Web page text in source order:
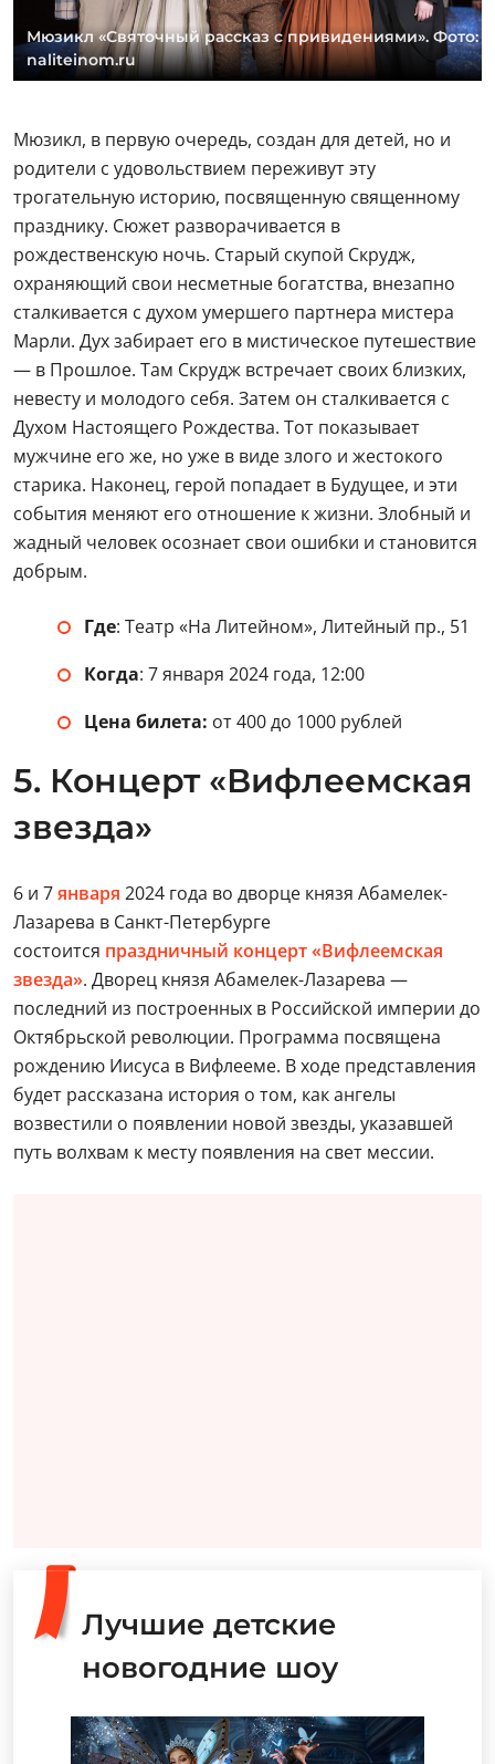
Мюзикл «Святочный рассказ с привидениями». Фото:
naliteinom.ru
Мюзикл, в первую очередь, создан для детей, но и
родители с удовольствием переживут эту
трогательную историю, посвященную священному
празднику. Сюжет разворачивается в
рождественскую ночь. Старый скупой Скрудж,
охраняющий свои несметные богатства, внезапно
сталкивается с духом умершего партнера мистера
Марли. Дух забирает его в мистическое путешествие
— в Прошлое. Там Скрудж встречает своих близких,
невесту и молодого себя. Затем он сталкивается с
Духом Настоящего Рождества. Тот показывает
мужчине его же, но уже в виде злого и жестокого
старика. Наконец, герой попадает в Будущее, и эти
события меняют его отношение к жизни. Злобный и
жадный человек осознает свои ошибки и становится
добрым.
Где: Театр «На Литейном», Литейный пр., 51
Когда: 7 января 2024 года, 12:00
Цена билета: от 400 до 1000 рублей
5. Концерт «Вифлеемская
звезда»
6 и 7января 2024 года во дворце князя Абамелек-
Лазарева в Санкт-Петербурге
состоится праздничный концерт «Вифлеемская
звезда». Дворец князя Абамелек-Лазарева —
последний из построенных в Российской империи до
Октябрьской революции. Программа посвящена
рождению Иисуса в Вифлееме. В ходе представления
будет рассказана история о том, как ангелы
возвестили о появлении новой звезды, указавшей
путь волхвам к месту появления на свет мессии.
Лучшие детские
новогодние шоу